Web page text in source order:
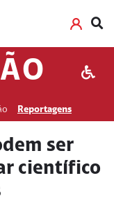
Reportagens
ser
científico